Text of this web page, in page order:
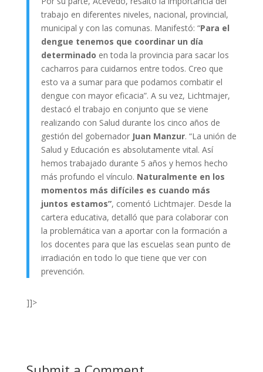
trabajo en diferentes niveles, nacional, provincial,
municipal y con las comunas. Manifestó: “Para el
dengue tenemos que coordinar un día
determinado en toda la provincia para sacar los
cacharros para cuidarnos entre todos. Creo que
esto va a sumar para que podamos combatir el
dengue con mayor eficacia”. A su vez, Lichtmajer,
destacó el trabajo en conjunto que se viene
realizando con Salud durante los cinco años de
gestión del gobernador Juan Manzur. “La unión de
Salud y Educación es absolutamente vital. Así
hemos trabajado durante 5 años y hemos hecho
más profundo el vínculo. Naturalmente en los
momentos más difíciles es cuando más
juntos estamos”, comentó Lichtmajer. Desde la
cartera educativa, detalló que para colaborar con
la problemática van a aportar con la formación a
los docentes para que las escuelas sean punto de
irradiación en todo lo que tiene que ver con
prevención.
]]>